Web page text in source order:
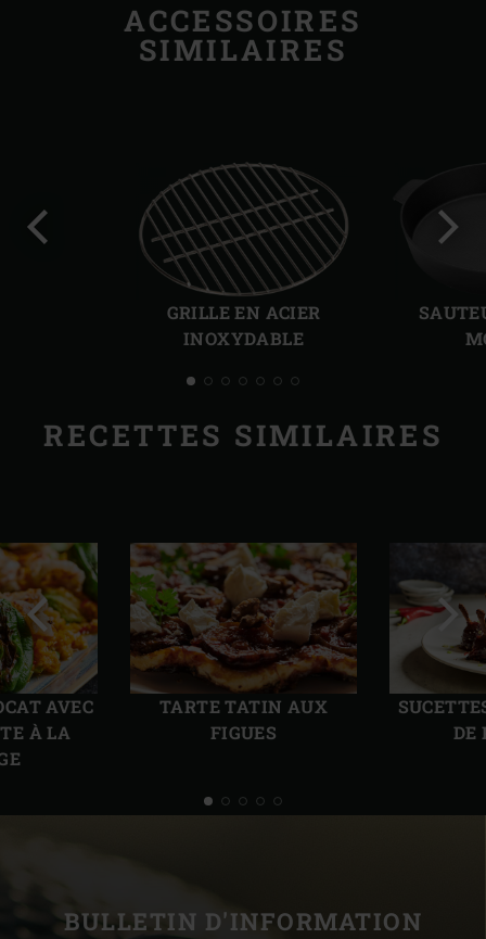
ACCESSOIRES
SIMILAIRES
GRILLE EN ACIER
INOXYDABLE
RECETTES SIMILAIRES
AVEC
À LA
TARTE TATIN AUX
FIGUES
DE
Diapo
précédente
BULLETIN D'INFORMATION